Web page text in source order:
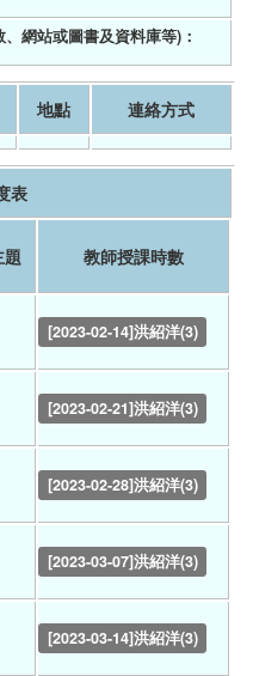
網站或圖書及資料庫等)：
地點 連絡方式
表
教師授課時數
[2023-02-14]洪紹洋(3)
[2023-02-21]洪紹洋(3)
[2023-02-28]洪紹洋(3)
[2023-03-07]洪紹洋(3)
[2023-03-14]洪紹洋(3)